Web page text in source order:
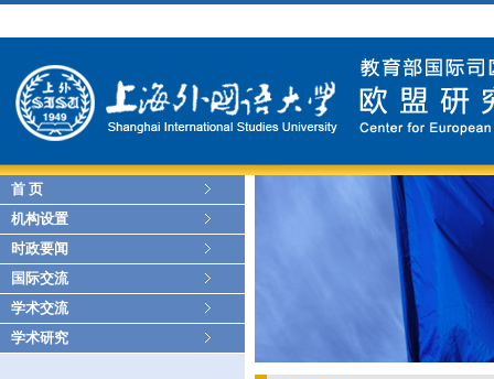
首 页
机构设置
时政要闻
国际交流
学术交流
学术研究